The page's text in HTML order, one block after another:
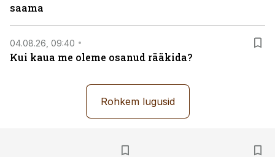
saama
04.08.26, 09:40
Kui kaua me oleme osanud rääkida?
Rohkem lugusid